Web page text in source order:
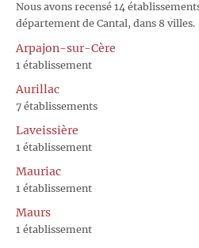
Nous avons recensé 14
département de Cantal, dans 8 villes.
Arpajon-sur-Cère
1 établissement
Aurillac
7 établissements
Laveissière
1 établissement
Mauriac
1 établissement
Maurs
1 établissement